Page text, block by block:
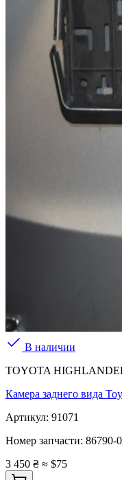
В наличии
TOYOTA
Камера заднего вида
Артикул: 91071
Номер запчасти: 86790-
3 450 ₴ ≈ $75